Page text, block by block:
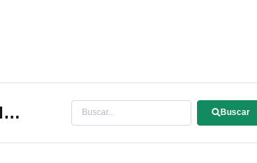
Lei de Acesso à Informação Buscar